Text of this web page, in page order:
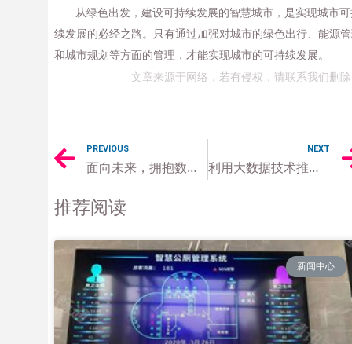
从绿色出发，建设可持续发展的智慧城市，是实现城市
续发展的必经之路。只有通过加强对城市的绿色出行、能源
和城市规划等方面的管理，才能实现城市的可持续发展。
文章来源于网络，若有侵权，请联系我们删
PREVIOUS
面向未来，拥抱数字化智能化的智慧城市
NEXT
利用大数据技术推进智慧城市智慧医疗
推荐阅读
新闻中心